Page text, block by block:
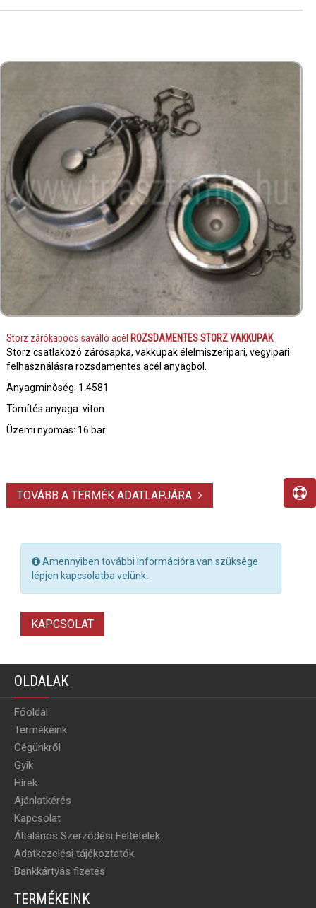
Storz zárókapocs saválló acél ROZSDAMENTES STORZ VAKKUPAK
Storz csatlakozó zárósapka, vakkupak élelmiszeripari, vegyipari
felhasználásra rozsdamentes acél anyagból.
Anyagminõség: 1.4581
Tömítés anyaga: viton
Üzemi nyomás: 16 bar
TOVÁBB A TERMÉK ADATLAPJÁRA
Amennyiben további információra van szüksége
lépjen kapcsolatba velünk.
KAPCSOLAT
OLDALAK
Főoldal
Termékeink
Cégünkről
Gyik
Hírek
Ajánlatkérés
Kapcsolat
Általános Szerződési Feltételek
Adatkezelési tájékoztatók
Bankkártyás fizetés
TERMÉKEINK